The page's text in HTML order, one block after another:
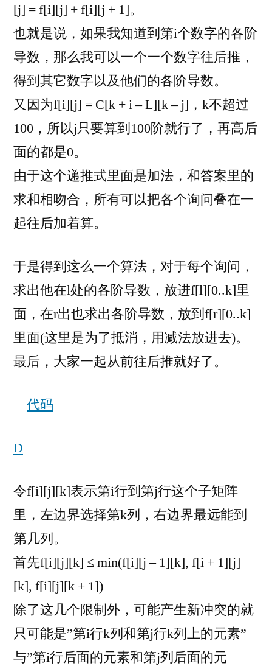
[j] = f[i][j] + f[i][j + 1]。
也就是说，如果我知道到第i个数字的各阶
导数，那么我可以一个一个数字往后推，
得到其它数字以及他们的各阶导数。
又因为f[i][j] = C[k + i – L][k – j]，k不超过
100，所以j只要算到100阶就行了，再高后
面的都是0。
由于这个递推式里面是加法，和答案里的
求和相吻合，所有可以把各个询问叠在一
起往后加着算。
于是得到这么一个算法，对于每个询问，
求出他在l处的各阶导数，放进f[l][0..k]里
面，在r出也求出各阶导数，放到f[r][0..k]
里面(这里是为了抵消，用减法放进去)。
最后，大家一起从前往后推就好了。
代码
D
令f[i][j][k]表示第i行到第j行这个子矩阵
里，左边界选择第k列，右边界最远能到
第几列。
首先f[i][j][k] ≤ min(f[i][j – 1][k], f[i + 1][j]
[k], f[i][j][k + 1])
除了这几个限制外，可能产生新冲突的就
只可能是”第i行k列和第j行k列上的元素”
与”第i行后面的元素和第j列后面的元